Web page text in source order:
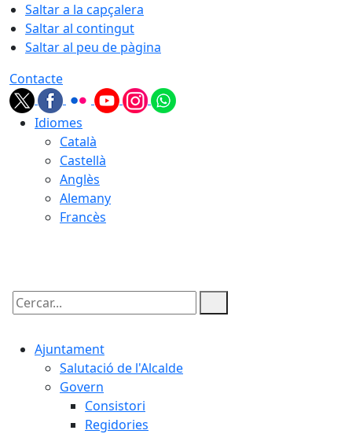
Saltar a la capçalera
Saltar al contingut
Saltar al peu de pàgina
Contacte
Idiomes
Català
Castellà
Anglès
Alemany
Francès
Cercar:
Ajuntament
Salutació de l'Alcalde
Govern
Consistori
Regidories